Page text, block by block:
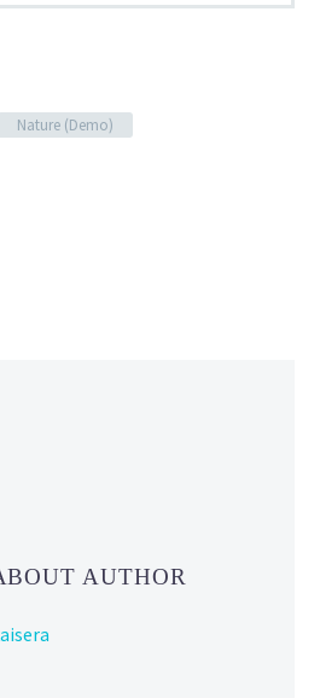
Nature (Demo)
AUTHOR